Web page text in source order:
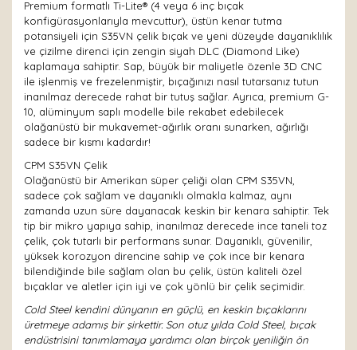
Premium formatlı Ti-Lite® (4 veya 6 inç bıçak
konfigürasyonlarıyla mevcuttur), üstün kenar tutma
potansiyeli için S35VN çelik bıçak ve yeni düzeyde dayanıklılık
ve çizilme direnci için zengin siyah DLC (Diamond Like)
kaplamaya sahiptir. Sap, büyük bir maliyetle özenle 3D CNC
ile işlenmiş ve frezelenmiştir, bıçağınızı nasıl tutarsanız tutun
inanılmaz derecede rahat bir tutuş sağlar. Ayrıca, premium G-
10, alüminyum saplı modelle bile rekabet edebilecek
olağanüstü bir mukavemet-ağırlık oranı sunarken, ağırlığı
sadece bir kısmı kadardır!
CPM S35VN Çelik
Olağanüstü bir Amerikan süper çeliği olan CPM S35VN,
sadece çok sağlam ve dayanıklı olmakla kalmaz, aynı
zamanda uzun süre dayanacak keskin bir kenara sahiptir. Tek
tip bir mikro yapıya sahip, inanılmaz derecede ince taneli toz
çelik, çok tutarlı bir performans sunar. Dayanıklı, güvenilir,
yüksek korozyon direncine sahip ve çok ince bir kenara
bilendiğinde bile sağlam olan bu çelik, üstün kaliteli özel
bıçaklar ve aletler için iyi ve çok yönlü bir çelik seçimidir.
Cold Steel kendini dünyanın en güçlü, en keskin bıçaklarını
üretmeye adamış bir şirkettir. Son otuz yılda Cold Steel, bıçak
endüstrisini tanımlamaya yardımcı olan birçok yeniliğin ön